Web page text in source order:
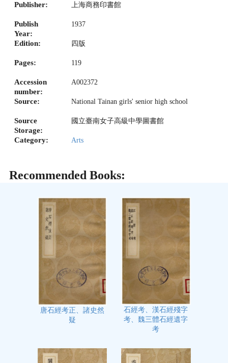
Publisher: 上海商務印書館
Publish
Year:
1937
Edition: 四版
Pages: 119
Accession
number:
A002372
Source: National Tainan girls' senior high school
Source
Storage:
國立臺南女子高級中學圖書館
Category: Arts
Recommended Books:
唐石經考正、諸史然
疑
石經考、漢石經殘字
考、魏三體石經遺字
考